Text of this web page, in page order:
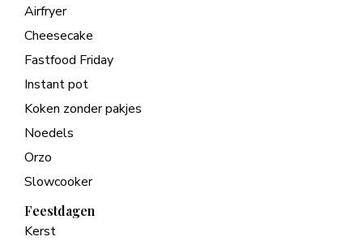
Airfryer
Cheesecake
Fastfood Friday
Instant pot
Koken zonder pakjes
Noedels
Orzo
Slowcooker
Feestdagen
Kerst